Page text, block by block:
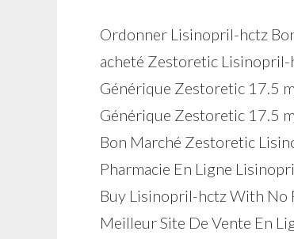
Ordonner Lisinopril-hctz
acheté Zestoretic
Générique Zestoretic 17.5
Générique Zestoretic 17.5
Bon Marché Zestoretic
Pharmacie En Ligne
Buy Lisinopril-hctz With No
Meilleur Site De Vente En